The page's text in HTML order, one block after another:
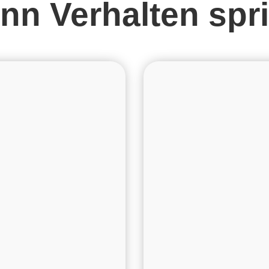
Verhalten